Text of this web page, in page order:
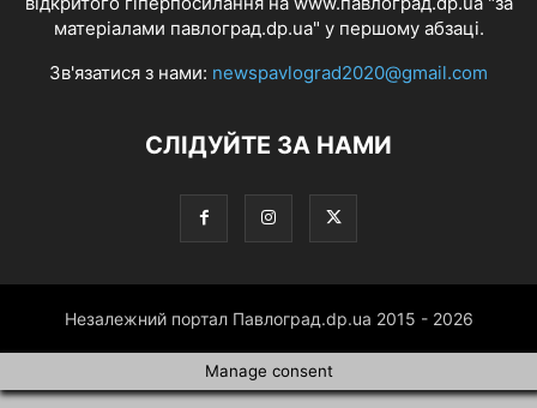
матеріалами павлоград.dp.ua" у першому абзаці.
Зв'язатися з нами: newspavlograd2020@gmail.com
СЛІДУЙТЕ ЗА НАМИ
Незалежний портал Павлоград.dp.ua 2015 - 2026
Manage consent